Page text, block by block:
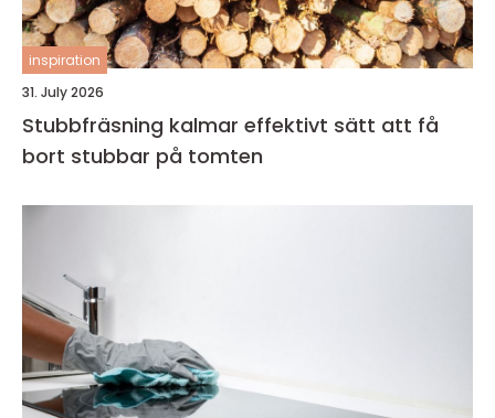
inspiration
31. July 2026
Stubbfräsning kalmar effektivt sätt att få
bort stubbar på tomten